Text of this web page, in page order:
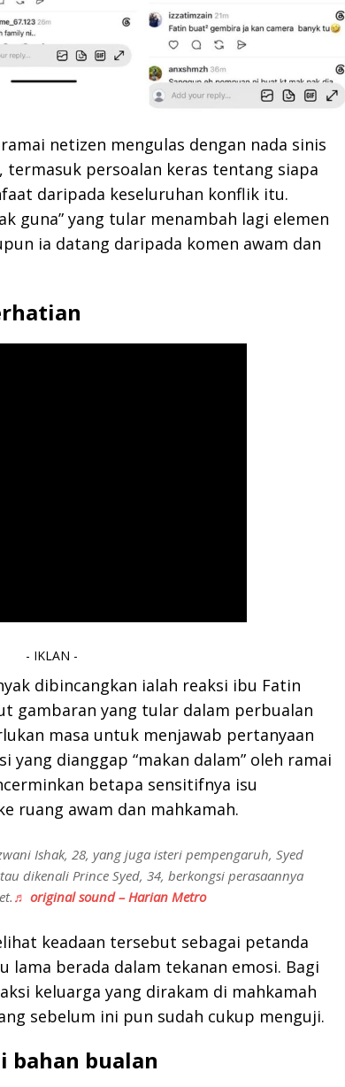
netizen mengulas dengan nada sinis
persoalan keras tentang siapa
daripada keseluruhan konflik itu.
guna” yang tular menambah lagi elemen
ia datang daripada komen awam dan
- IKLAN -
dibincangkan ialah reaksi ibu Fatin
gambaran yang tular dalam perbualan
masa untuk menjawab pertanyaan
yang dianggap “makan dalam” oleh ramai
betapa sensitifnya isu
ruang awam dan mahkamah.
Ishak, 28, yang juga isteri pempengaruh, Syed
dikenali Prince Syed, 34, berkongsi perasaannya
♬ original sound – Harian Metro
keadaan tersebut sebagai petanda
lama berada dalam tekanan emosi. Bagi
keluarga yang dirakam di mahkamah
sebelum ini pun sudah cukup menguji.
bahan bualan